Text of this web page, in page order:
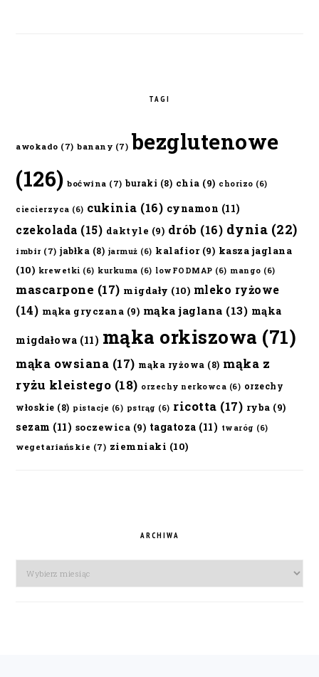
TAGI
awokado (7) banany (7) bezglutenowe
(126) boćwina (7) buraki (8) chia (9) chorizo (6)
ciecierzyca (6) cukinia (16) cynamon (11)
czekolada (15) daktyle (9) drób (16) dynia (22)
imbir (7) jabłka (8) jarmuż (6) kalafior(9) kasza jaglana
(10) krewetki (6) kurkuma (6) lowFODMAP (6) mango (6)
mascarpone (17) migdały (10) mleko ryżowe
(14) mąka gryczana (9) mąka jaglana (13) mąka
migdałowa (11) mąka orkiszowa (71)
mąka owsiana (17) mąka ryżowa (8) mąka z
ryżu kleistego (18) orzechy nerkowca (6) orzechy
włoskie (8) pistacje (6) pstrąg (6) ricotta (17) ryba (9)
sezam (11) soczewica (9) tagatoza (11) twaróg (6)
wegetariańskie (7) ziemniaki (10)
ARCHIWA
Archiwa